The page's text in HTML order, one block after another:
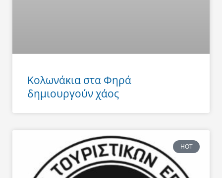
Κολωνάκια στα Φηρά
δημιουργούν χάος
HOT